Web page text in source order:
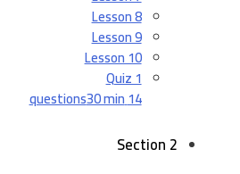
Lesson 8
Lesson 9
Lesson 10
Quiz 1
14 questions
30 min
Section 2